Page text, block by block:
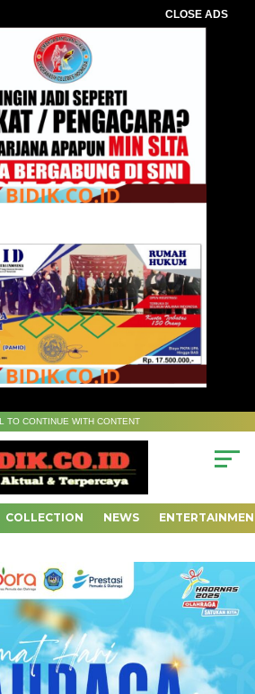
CLOSE ADS
TO CONTINUE WITH CONTENT
COLLECTION NEWS